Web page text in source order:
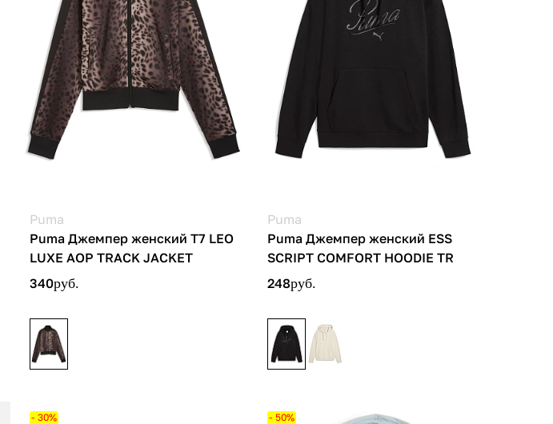
Puma
Puma Джемпер женский T7 LEO
LUXE AOP TRACK JACKET
340руб.
Puma
Puma Джемпер женский ESS
SCRIPT COMFORT HOODIE TR
248руб.
- 30% - 50%